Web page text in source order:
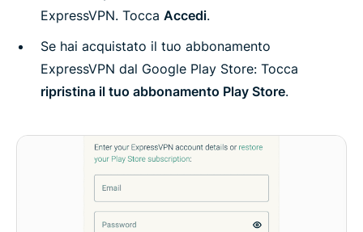
ExpressVPN. Tocca Accedi.
Se hai acquistato il tuo abbonamento
ExpressVPN dal Google Play Store: Tocca
ripristina il tuo abbonamento Play Store.